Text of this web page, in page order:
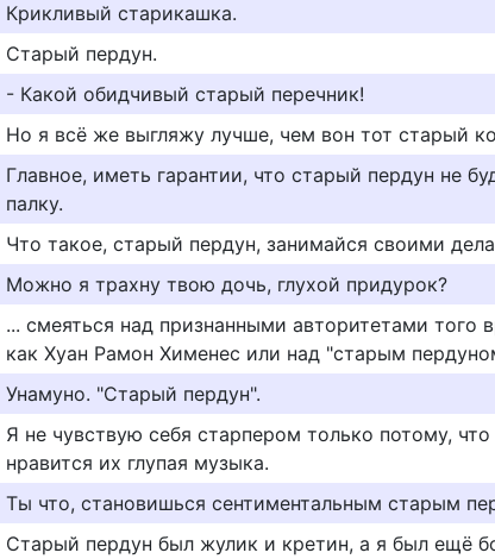
Крикливый старикашка.
Старый пердун.
- Какой обидчивый старый перечник!
Но я всё же выгляжу лучше, чем вон тот старый
Главное, иметь гарантии, что старый пердун не
палку.
Что такое, старый пердун, занимайся своими
Можно я трахну твою дочь, глухой придурок?
... смеяться над признанными авторитетами того
как Хуан Рамон Хименес или над "старым
Унамуно. "Старый пердун".
Я не чувствую себя старпером только потому,
нравится их глупая музыка.
Ты что, становишься сентиментальным старым
Старый пердун был жулик и кретин, а я был ещё